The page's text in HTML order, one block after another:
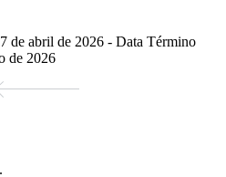
de abril de 2026 - Data Término
de 2026